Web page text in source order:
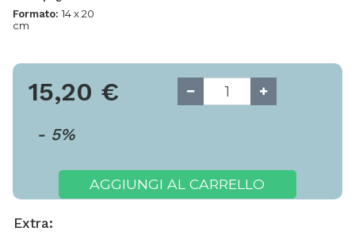
Formato: 14 x 20
cm
15,20 €
- 5%
AGGIUNGI AL CARRELLO
Extra: